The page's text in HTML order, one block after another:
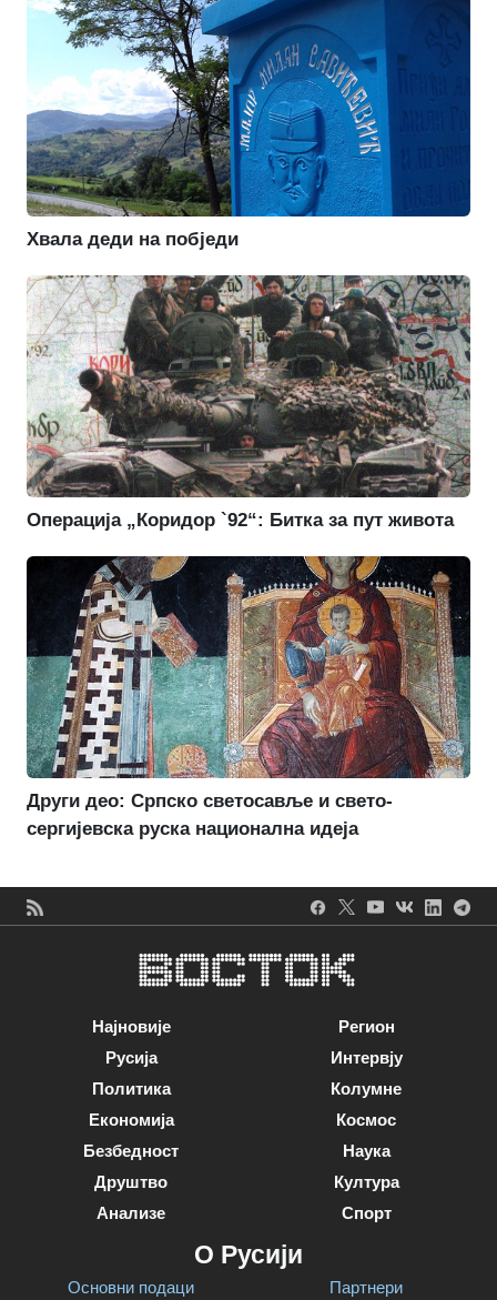
Хвала деди на побједи
Операција „Коридор `92“: Битка за пут живота
Други део: Српско светосавље и свето-
сергијевска руска национална идеја
Најновије
Русија
Политика
Економија
Безбедност
Друштво
Анализе
Регион
Интервју
Колумне
Космос
Наука
Култура
Спорт
О Русији
Основни подаци Партнери